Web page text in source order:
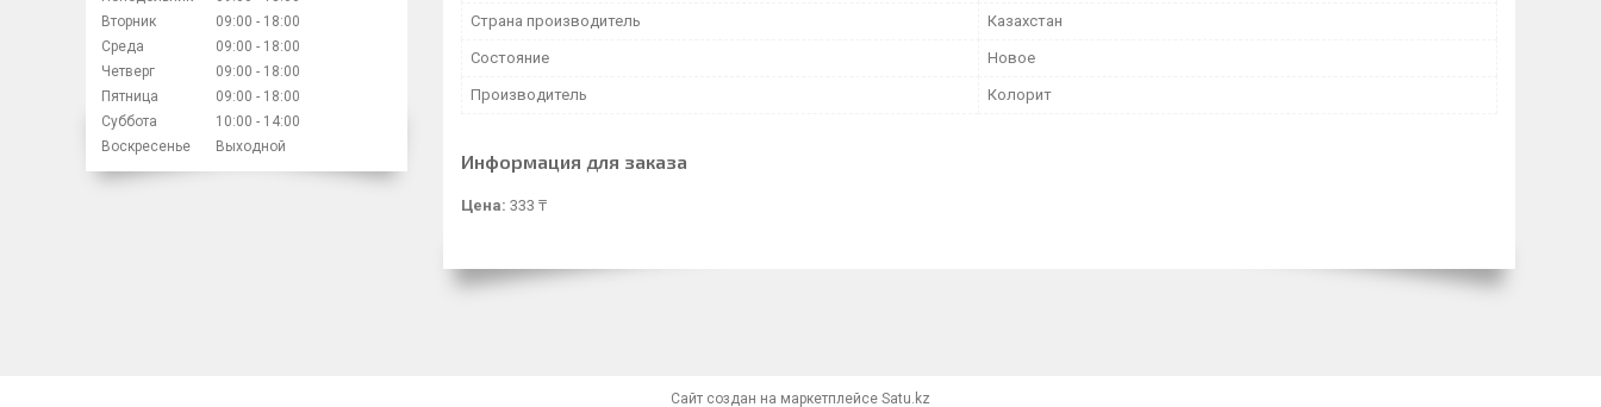
Страна производитель Казахстан
Состояние Новое
Производитель Колорит
Информация для заказа
Цена: 333 ₸
Вторник
09:00
18:00
Среда
09:00
18:00
Четверг
09:00
18:00
Пятница
09:00
18:00
Суббота
10:00
14:00
Воскресенье
Выходной
Сайт создан на маркетплейсе Satu.kz